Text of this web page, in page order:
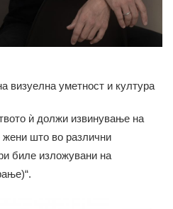
визуелна уметност и култура
ѝ должи извинување на
жени што во различни
биле изложувани на